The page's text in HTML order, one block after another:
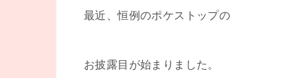
最近、恒例のポケストップの
お披露目が始まりました。